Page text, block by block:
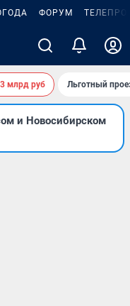
ФОРУМ
млрд руб Льготный
и Новосибирском